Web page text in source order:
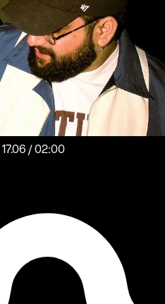
sobota, 17.06 / 02:00